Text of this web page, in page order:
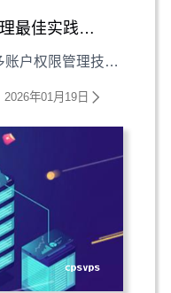
Win10 VPS多账户权限管理最佳实践指南
掌握Win10系统VPS服务器多账户权限管理技巧，从模型设计到故障排查，保障数据安全与操作效率。
2026年01月19日